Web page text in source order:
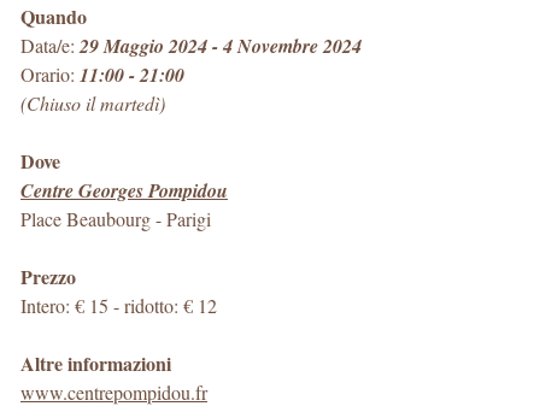
Quando
Data/e: 29 Maggio 2024 - 4 Novembre 2024
Orario: 11:00 - 21:00
(Chiuso il martedì)
Dove
Centre Georges Pompidou
Place Beaubourg-Parigi
Prezzo
Intero: € 15 - ridotto: € 12
Altre informazioni
www.centrepompidou.fr